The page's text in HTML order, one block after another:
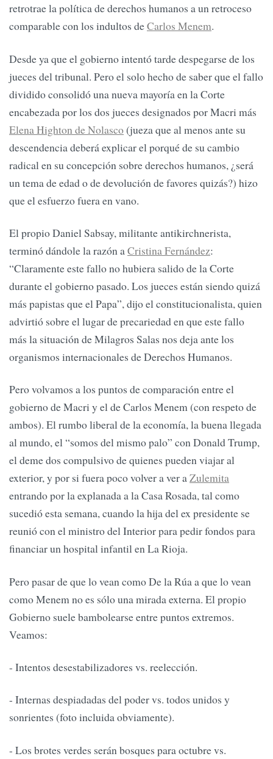
retrotrae la política de derechos humanos a un retroceso
comparable con los indultos deCarlos Menem.
Desde ya que el gobierno intentó tarde despegarse de los
jueces del tribunal. Pero el solo hecho de saber que el fallo
dividido consolidó una nueva mayoría en la Corte
encabezada por los dos jueces designados por Macri más
Elena Highton de Nolasco(jueza que al menos ante su
descendencia deberá explicar el porqué de su cambio
radical en su concepción sobre derechos humanos, ¿será
un tema de edad o de devolución de favores quizás?) hizo
que el esfuerzo fuera en vano.
El propio Daniel Sabsay, militante antikirchnerista,
terminó dándole la razón aCristina Fernández:
“Claramente este fallo no hubiera salido de la Corte
durante el gobierno pasado. Los jueces están siendo quizá
más papistas que el Papa”, dijo el constitucionalista, quien
advirtió sobre el lugar de precariedad en que este fallo
más la situación de Milagros Salas nos deja ante los
organismos internacionales de Derechos Humanos.
Pero volvamos a los puntos de comparación entre el
gobierno de Macri y el de Carlos Menem (con respeto de
ambos). El rumbo liberal de la economía, la buena llegada
al mundo, el “somos del mismo palo” con Donald Trump,
el deme dos compulsivo de quienes pueden viajar al
exterior, y por si fuera poco volver a ver aZulemita
entrando por la explanada a la Casa Rosada, tal como
sucedió esta semana, cuando la hija del ex presidente se
reunió con el ministro del Interior para pedir fondos para
financiar un hospital infantil en La Rioja.
Pero pasar de que lo vean como De la Rúa a que lo vean
como Menem no es sólo una mirada externa. El propio
Gobierno suele bambolearse entre puntos extremos.
Veamos:
- Intentos desestabilizadores vs. reelección.
- Internas despiadadas del poder vs. todos unidos y
sonrientes (foto incluida obviamente).
- Los brotes verdes serán bosques para octubre vs.